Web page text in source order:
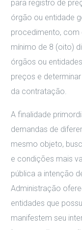
para registro de
órgão ou entidade
procedimento, com
mínimo de 8 (oito)
órgãos ou
preços e
da contratação.
A finalidade
demandas de
mesmo objeto,
e condições mais
pública a intenção
Administração
entidades que
manifestem seu